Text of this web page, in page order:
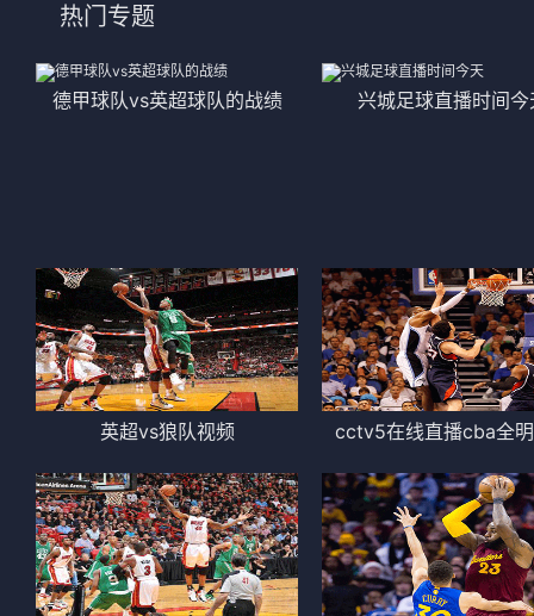
法甲
热门专题
德甲球队vs英超球队的战绩 兴城足球直播时间今
英超vs狼队视频 cctv5在线直播cba全